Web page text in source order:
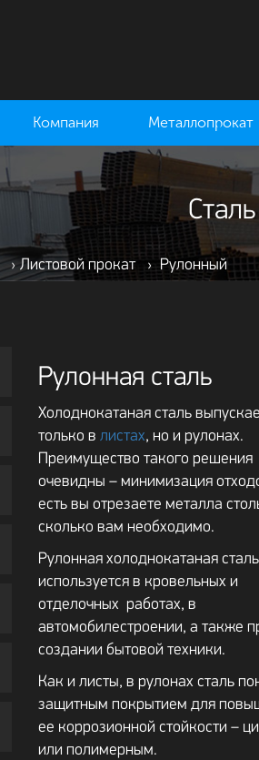
Компания Металлопрокат
› Листовой прокат › Рулонный
Рулонная сталь
Холоднокатаная сталь
только в листах, но и рулонах.
Преимущество такого решения
очевидны – минимизация
есть вы отрезаете металла
сколько вам необходимо.
Рулонная холоднокатаная сталь
используется в кровельных и
отделочных работах, в
автомобилестроении, а также
создании бытовой техники.
Как и листы, в рулонах сталь
защитным покрытием для
ее коррозионной стойкости –
или полимерным.